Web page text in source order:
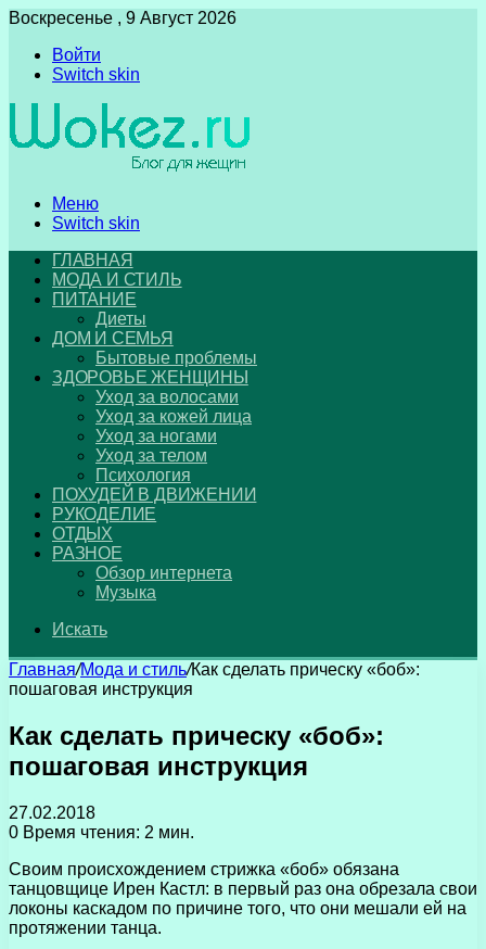
Воскресенье , 9 Август 2026
Войти
Switch skin
Меню
Switch skin
ГЛАВНАЯ
МОДА И СТИЛЬ
ПИТАНИЕ
Диеты
ДОМ И СЕМЬЯ
Бытовые проблемы
ЗДОРОВЬЕ ЖЕНЩИНЫ
Уход за волосами
Уход за кожей лица
Уход за ногами
Уход за телом
Психология
ПОХУДЕЙ В ДВИЖЕНИИ
РУКОДЕЛИЕ
ОТДЫХ
РАЗНОЕ
Обзор интернета
Музыка
Искать
Главная/Мода и стиль/Как сделать прическу «боб»:
пошаговая инструкция
Как сделать прическу «боб»:
пошаговая инструкция
27.02.2018
0 Время чтения: 2 мин.
Своим происхождением стрижка «боб» обязана
танцовщице Ирен Кастл: в первый раз она обрезала свои
локоны каскадом по причине того, что они мешали ей на
протяжении танца.